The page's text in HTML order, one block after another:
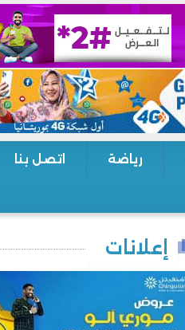
رياضة اتصل بنا
إعلانات